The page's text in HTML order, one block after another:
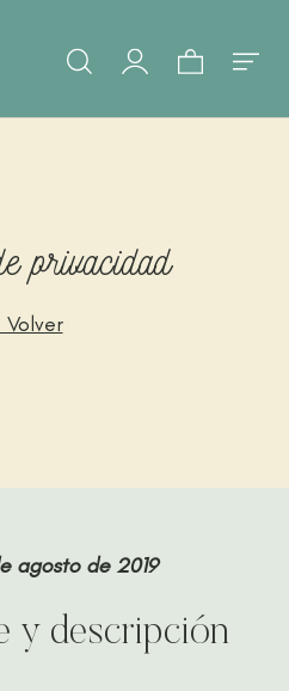
privacidad
agosto de 2019
y descripción